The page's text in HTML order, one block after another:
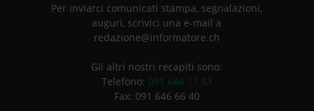
Per inviarci comunicati stampa, segnalazioni,
auguri, scrivici una e-mail a
redazione@informatore.ch
Gli altri nostri recapiti sono:
Telefono: 091 646 11 53
Fax: 091 646 66 40